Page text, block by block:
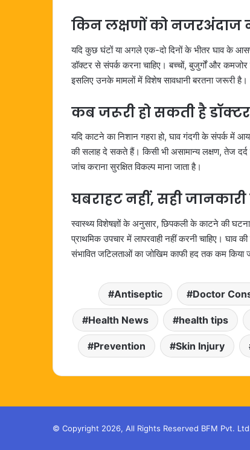
किन लक्षणों को नजरअंदाज
यदि कुछ घंटों या अगले एक-दो दिनों के भीतर घाव के
डॉक्टर से संपर्क करना चाहिए। बच्चों, बुजुर्गों और
इसलिए उनके मामलों में विशेष सावधानी बरतना जरूरी है।
कब जरूरी हो सकती है
यदि काटने का निशान गहरा हो, घाव गंदगी के संपर्क में
की सलाह दे सकते हैं। किसी भी असामान्य लक्षण, तेज दर्द
जांच कराना सुरक्षित विकल्प माना जाता है।
घबराहट नहीं, सही
स्वास्थ्य विशेषज्ञों के अनुसार, छिपकली के काटने की
प्राथमिक उपचार में लापरवाही नहीं करनी चाहिए।
संभावित जटिलताओं का जोखिम काफी हद तक कम किया
Antiseptic Doctor
Health News health tips
Prevention Skin Injury
© Copyright 2026, All Rights Reserved BFM Pvt.